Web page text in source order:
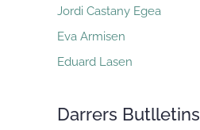
Jordi Castany Egea
Eva Armisen
Eduard Lasen
Darrers Butlletins